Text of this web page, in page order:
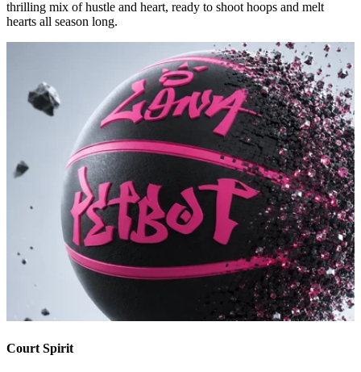
thrilling mix of hustle and heart, ready to shoot hoops and melt
hearts all season long.
Court Spirit